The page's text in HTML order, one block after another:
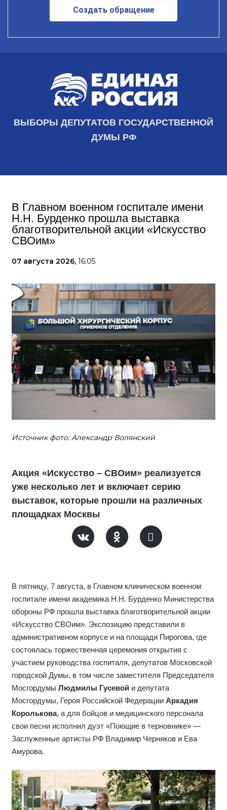
Создать обращение
ВЫБОРЫ ДЕПУТАТОВ ГОСУДАРСТВЕННОЙ
ДУМЫ РФ
В Главном военном госпитале имени
Н.Н. Бурденко прошла выставка
благотворительной акции «Искусство
СВОим»
07 августа 2026, 16:05
Источник фото: Александр Волянский
Акция «Искусство – СВОим» реализуется
уже несколько лет и включает серию
выставок, которые прошли на различных
площадках Москвы
В пятницу, 7 августа, в Главном клиническом военном
госпитале имени академика Н.Н. Бурденко Министерства
обороны РФ прошла выставка благотворительной акции
«Искусство СВОим». Экспозицию представили в
административном корпусе и на площади Пирогова, где
состоялась торжественная церемония открытия с
участием руководства госпиталя, депутатов Московской
городской Думы, в том числе заместителя Председателя
Мосгордумы Людмилы Гусевой и депутата
Мосгордумы, Героя Российской Федерации Аркадия
Королькова, а для бойцов и медицинского персонала
свои песни исполнил дуэт «Поющие в терновнике» —
Заслуженные артисты РФ Владимир Черняков и Ева
Амурова.